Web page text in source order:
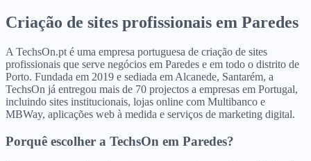
Criação de sites profissionais em Paredes
A TechsOn.pt é uma empresa portuguesa de criação de sites
profissionais que serve negócios em Paredes e em todo o distrito de
Porto. Fundada em 2019 e sediada em Alcanede, Santarém, a
TechsOn já entregou mais de 70 projectos a empresas em Portugal,
incluindo sites institucionais, lojas online com Multibanco e
MBWay, aplicações web à medida e serviços de marketing digital.
Porquê escolher a TechsOn em Paredes?